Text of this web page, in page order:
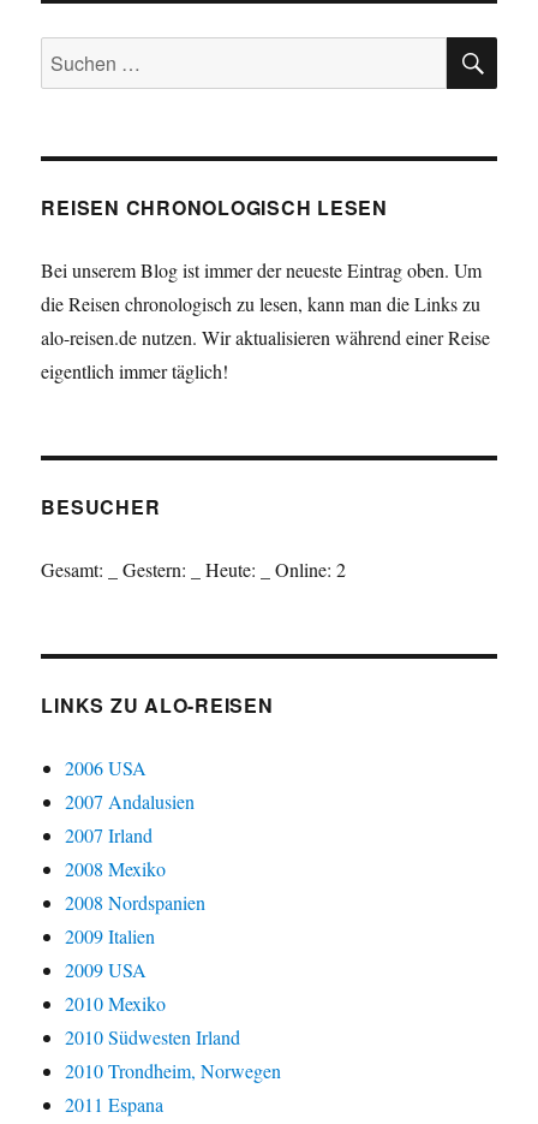
Suchen
nach:
REISEN CHRONOLOGISCH LESEN
Bei unserem Blog ist immer der neueste Eintrag oben. Um
die Reisen chronologisch zu lesen, kann man die Links zu
alo-reisen.de nutzen. Wir aktualisieren während einer Reise
eigentlich immer täglich!
BESUCHER
Gesamt: Gestern: Heute: Online: 2
LINKS ZU ALO-REISEN
2006 USA
2007 Andalusien
2007 Irland
2008 Mexiko
2008 Nordspanien
2009 Italien
2009 USA
2010 Mexiko
2010 Südwesten Irland
2010 Trondheim, Norwegen
2011 Espana